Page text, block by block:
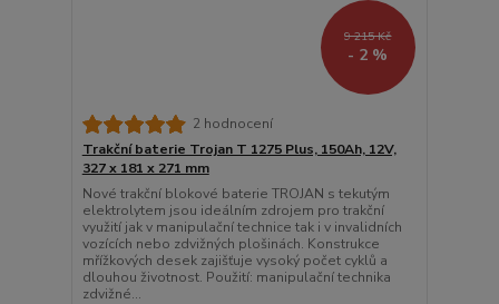
9 215 Kč
- 2 %
2 hodnocení
Trakční baterie Trojan T 1275 Plus, 150Ah, 12V,
327 x 181 x 271 mm
Nové trakční blokové baterie TROJAN s tekutým
elektrolytem jsou ideálním zdrojem pro trakční
využití jak v manipulační technice tak i v invalidních
vozících nebo zdvižných plošinách. Konstrukce
mřížkových desek zajišťuje vysoký počet cyklů a
dlouhou životnost. Použití: manipulační technika
zdvižné...